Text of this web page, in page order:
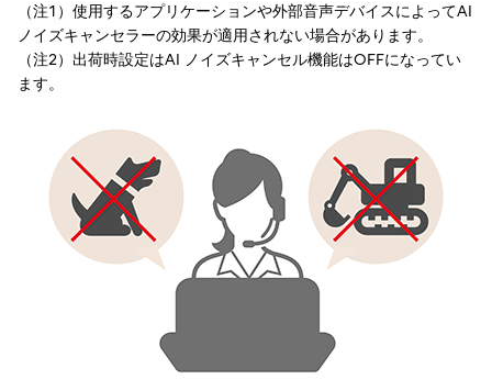
（注1）使用するアプリケーションや外部音声デバイスによってAI
ノイズキャンセラーの効果が適用されない場合があります。
（注2）出荷時設定はAI ノイズキャンセル機能はOFFになってい
ます。